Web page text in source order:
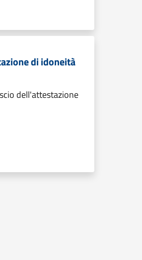
di idoneità
dell'attestazione